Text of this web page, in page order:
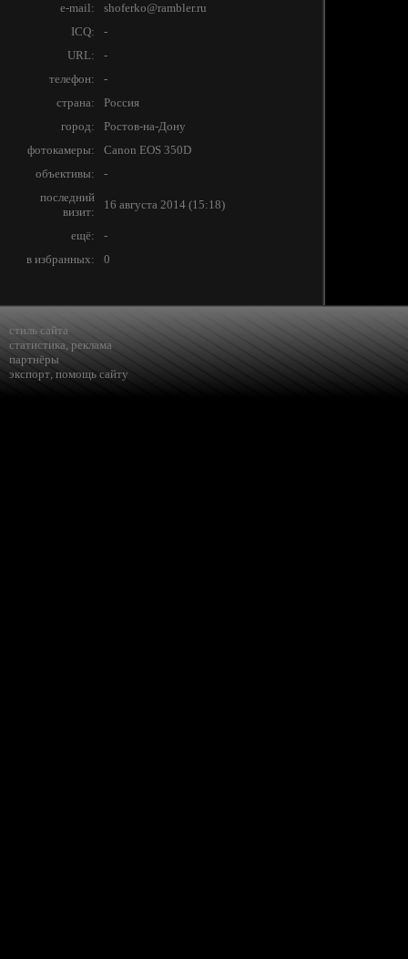
e-mail:
shoferko@rambler.ru
ICQ:
-
URL:
-
телефон:
-
страна:
Россия
город:
Ростов-на-Дону
фотокамеры:
Canon EOS 350D
объективы:
-
последний
визит:
16 августа 2014 (15:18)
ещё:
-
в избранных:
0
стиль сайта
статистика, реклама
партнёры
экспорт, помощь сайту